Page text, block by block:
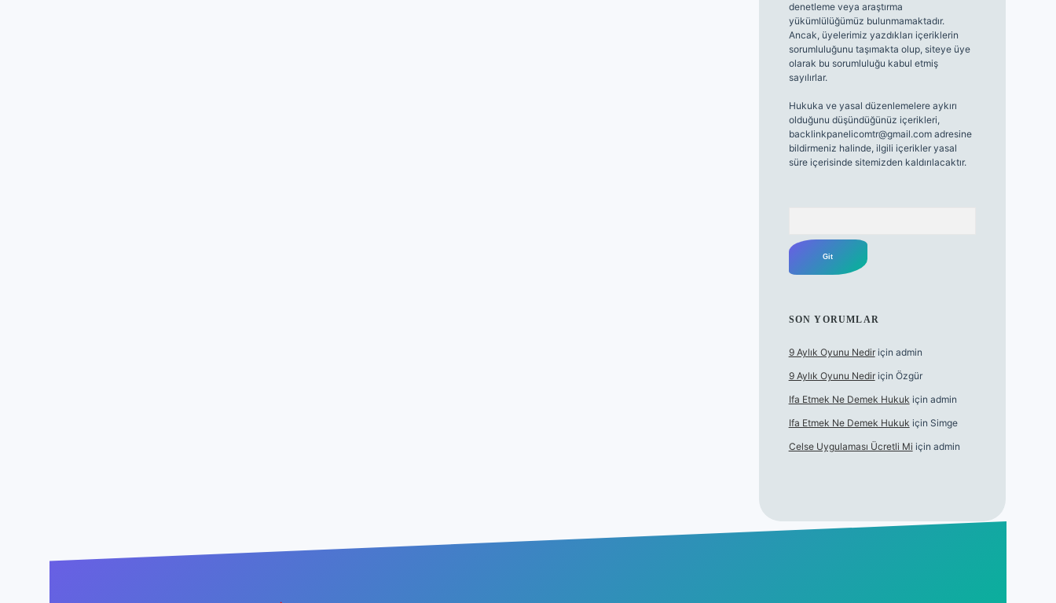
denetleme veya araştırma
yükümlülüğümüz bulunmamaktadır.
Ancak, üyelerimiz yazdıkları içeriklerin
sorumluluğunu taşımakta olup, siteye üye
olarak bu sorumluluğu kabul etmiş
sayılırlar.
Hukuka ve yasal düzenlemelere aykırı
olduğunu düşündüğünüz içerikleri,
backlinkpanelicomtr@gmail.comadresine
bildirmeniz halinde, ilgili içerikler yasal
süre içerisinde sitemizden kaldırılacaktır.
SON YORUMLAR
9 Aylık Oyunu Nediriçin admin
9 Aylık Oyunu Nediriçin Özgür
Ifa Etmek Ne Demek Hukuk için admin
Ifa Etmek Ne Demek Hukuk için Simge
Celse Uygulaması Ücretli Mi için admin